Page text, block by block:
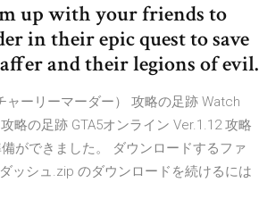
up with your friends to
in their epic quest to save
and their legions of evil.
ーリーマーダー） 攻略の足跡 Watch
略の足跡 GTA5オンライン Ver.1.12 攻略
ができました。 ダウンロードするファ
ッシュ.zip のダウンロードを続けるには